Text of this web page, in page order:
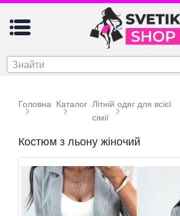
Знайти
Головна Каталог Літній одяг для всієї
сімії
Костюм з льону жіночий